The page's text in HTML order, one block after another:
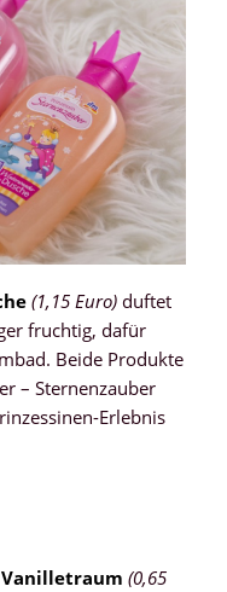
(1,15 Euro)duftet
fruchtig, dafür
Beide Produkte
– Sternenzauber
Erlebnis
Vanilletraum (0,65